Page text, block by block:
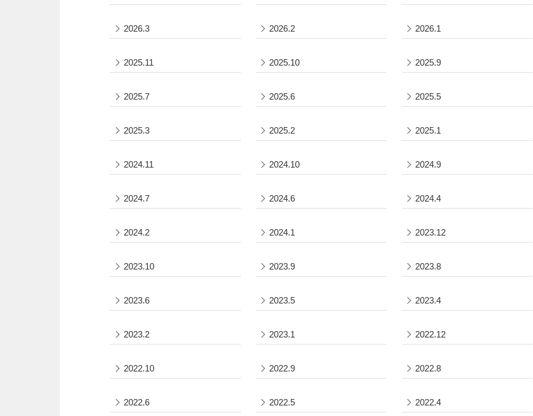
2026.3 2026.2 2026.1
2025.11 2025.10 2025.9
2025.7 2025.6 2025.5
2025.3 2025.2 2025.1
2024.11 2024.10 2024.9
2024.7 2024.6 2024.4
2024.2 2024.1 2023.12
2023.10 2023.9 2023.8
2023.6 2023.5 2023.4
2023.2 2023.1 2022.12
2022.10 2022.9 2022.8
2022.6 2022.5 2022.4